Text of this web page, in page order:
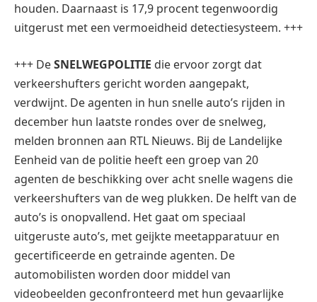
houden. Daarnaast is 17,9 procent tegenwoordig
uitgerust met een vermoeidheid detectiesysteem. +++
+++ DeSNELWEGPOLITIE die ervoor zorgt dat
verkeershufters gericht worden aangepakt,
verdwijnt. De agenten in hun snelle auto’s rijden in
december hun laatste rondes over de snelweg,
melden bronnen aan RTL Nieuws. Bij de Landelijke
Eenheid van de politie heeft een groep van 20
agenten de beschikking over acht snelle wagens die
verkeershufters van de weg plukken. De helft van de
auto’s is onopvallend. Het gaat om speciaal
uitgeruste auto’s, met geijkte meetapparatuur en
gecertificeerde en getrainde agenten. De
automobilisten worden door middel van
videobeelden geconfronteerd met hun gevaarlijke